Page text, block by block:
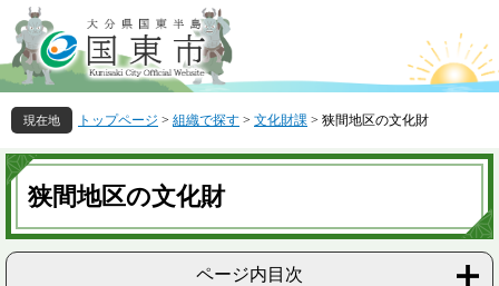
ー
ジ
の
先
頭
で
す
ニ
ュ
ー
を
飛
ば
し
トップページ > 組織で探す > 文化財課 > 狭間地区の文化財
本
文
狭間地区の文化財
ページ内目次